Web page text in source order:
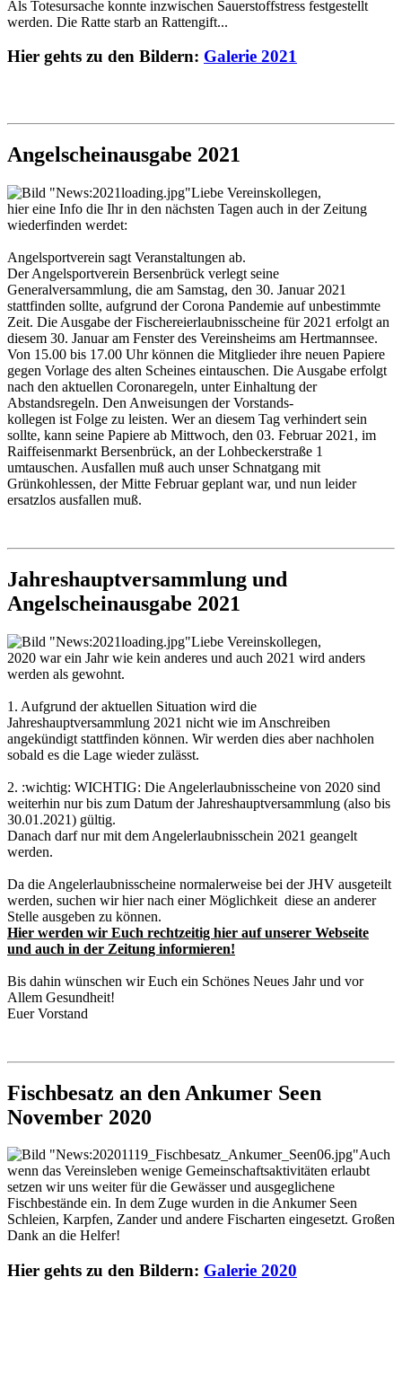
Als Totesursache konnte inzwischen Sauerstoffstress festgestellt
werden. Die Ratte starb an Rattengift...
Hier gehts zu den Bildern: Galerie 2021
Angelscheinausgabe 2021
Liebe Vereinskollegen,
hier eine Info die Ihr in den nächsten Tagen auch in der Zeitung
wiederfinden werdet:
Angelsportverein sagt Veranstaltungen ab.
Der Angelsportverein Bersenbrück verlegt seine
Generalversammlung, die am Samstag, den 30. Januar 2021
stattfinden sollte, aufgrund der Corona Pandemie auf unbestimmte
Zeit. Die Ausgabe der Fischereierlaubnisscheine für 2021 erfolgt an
diesem 30. Januar am Fenster des Vereinsheims am Hertmannsee.
Von 15.00 bis 17.00 Uhr können die Mitglieder ihre neuen Papiere
gegen Vorlage des alten Scheines eintauschen. Die Ausgabe erfolgt
nach den aktuellen Coronaregeln, unter Einhaltung der
Abstandsregeln. Den Anweisungen der Vorstands-
kollegen ist Folge zu leisten. Wer an diesem Tag verhindert sein
sollte, kann seine Papiere ab Mittwoch, den 03. Februar 2021, im
Raiffeisenmarkt Bersenbrück, an der Lohbeckerstraße 1
umtauschen. Ausfallen muß auch unser Schnatgang mit
Grünkohlessen, der Mitte Februar geplant war, und nun leider
ersatzlos ausfallen muß.
Jahreshauptversammlung und
Angelscheinausgabe 2021
Liebe Vereinskollegen,
2020 war ein Jahr wie kein anderes und auch 2021 wird anders
werden als gewohnt.
1. Aufgrund der aktuellen Situation wird die
Jahreshauptversammlung 2021 nicht wie im Anschreiben
angekündigt stattfinden können. Wir werden dies aber nachholen
sobald es die Lage wieder zulässt.
2. :wichtig: WICHTIG: Die Angelerlaubnisscheine von 2020 sind
weiterhin nur bis zum Datum der Jahreshauptversammlung (also bis
30.01.2021) gültig.
Danach darf nur mit dem Angelerlaubnisschein 2021 geangelt
werden.
Da die Angelerlaubnisscheine normalerweise bei der JHV ausgeteilt
werden, suchen wir hier nach einer Möglichkeit diese an anderer
Stelle ausgeben zu können.
Hier werden wir Euch rechtzeitig hier auf unserer Webseite
und auch in der Zeitung informieren!
Bis dahin wünschen wir Euch ein Schönes Neues Jahr und vor
Allem Gesundheit!
Euer Vorstand
Fischbesatz an den Ankumer Seen
November 2020
Auch
wenn das Vereinsleben wenige Gemeinschaftsaktivitäten erlaubt
setzen wir uns weiter für die Gewässer und ausgeglichene
Fischbestände ein. In dem Zuge wurden in die Ankumer Seen
Schleien, Karpfen, Zander und andere Fischarten eingesetzt. Großen
Dank an die Helfer!
Hier gehts zu den Bildern: Galerie 2020